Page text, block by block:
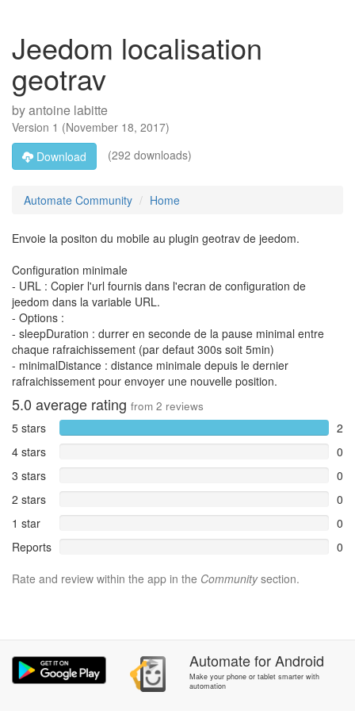
Jeedom localisation
geotrav
byantoine labitte
Version 1 (November 18, 2017)
Download
(292 downloads)
Automate Community Home
Envoie la positon du mobile au plugin geotrav de jeedom.
Configuration minimale
- URL : Copier l'url fournis dans l'ecran de configuration de
jeedom dans la variable URL.
- Options :
- sleepDuration : durrer en seconde de la pause minimal entre
chaque rafraichissement (par defaut 300s soit 5min)
- minimalDistance : distance minimale depuis le dernier
rafraichissement pour envoyer une nouvelle position.
5.0 average rating from 2 reviews
5 stars
2
4 stars
0
3 stars
0
2 stars
0
1 star
0
Reports
0
Rate and review within the app in the Communitysection.
AutomateforAndroid
Make your phone or tablet smarter with
automation